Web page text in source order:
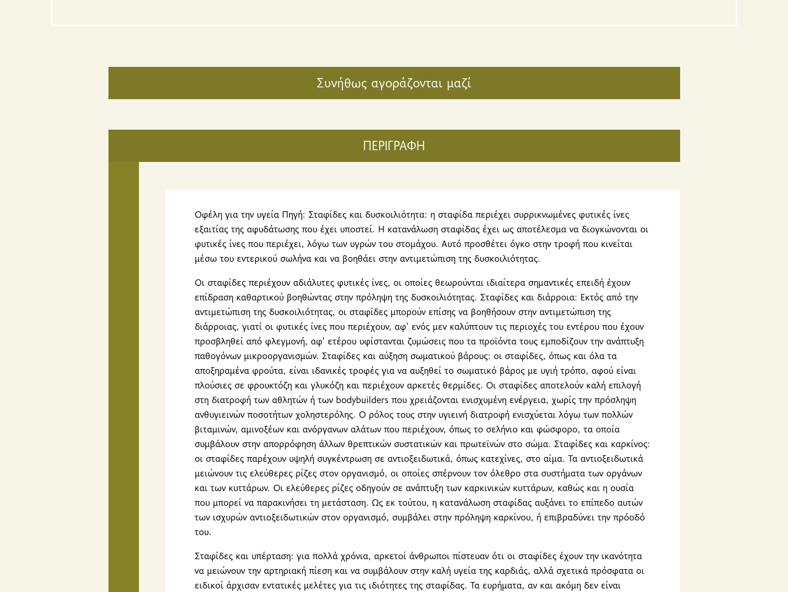
Συνήθως αγοράζονται μαζί
ΠΕΡΙΓΡΑΦΗ
Οφέλη για την υγεία Πηγή: Σταφίδες και δυσκοιλιότητα: η σταφίδα περιέχει συρρικνωμένες φυτικές ίνες
εξαιτίας της αφυδάτωσης που έχει υποστεί. Η κατανάλωση σταφίδας έχει ως αποτέλεσμα να διογκώνονται οι
φυτικές ίνες που περιέχει, λόγω των υγρών του στομάχου. Αυτό προσθέτει όγκο στην τροφή που κινείται
μέσω του εντερικού σωλήνα και να βοηθάει στην αντιμετώπιση της δυσκοιλιότητας.
Οι σταφίδες περιέχουν αδιάλυτες φυτικές ίνες, οι οποίες θεωρούνται ιδιαίτερα σημαντικές επειδή έχουν
επίδραση καθαρτικού βοηθώντας στην πρόληψη της δυσκοιλιότητας. Σταφίδες και διάρροια: Εκτός από την
αντιμετώπιση της δυσκοιλιότητας, οι σταφίδες μπορούν επίσης να βοηθήσουν στην αντιμετώπιση της
διάρροιας, γιατί οι φυτικές ίνες που περιέχουν, αφ’ ενός μεν καλύπτουν τις περιοχές του εντέρου που έχουν
προσβληθεί από φλεγμονή, αφ’ ετέρου υφίστανται ζυμώσεις που τα προϊόντα τους εμποδίζουν την ανάπτυξη
παθογόνων μικροοργανισμών. Σταφίδες και αύξηση σωματικού βάρους: οι σταφίδες, όπως και όλα τα
αποξηραμένα φρούτα, είναι ιδανικές τροφές για να αυξηθεί το σωματικό βάρος με υγιή τρόπο, αφού είναι
πλούσιες σε φρουκτόζη και γλυκόζη και περιέχουν αρκετές θερμίδες. Οι σταφίδες αποτελούν καλή επιλογή
στη διατροφή των αθλητών ή των bodybuilders που χρειάζονται ενισχυμένη ενέργεια, χωρίς την πρόσληψη
ανθυγιεινών ποσοτήτων χοληστερόλης. Ο ρόλος τους στην υγιεινή διατροφή ενισχύεται λόγω των πολλών
βιταμινών, αμινοξέων και ανόργανων αλάτων που περιέχουν, όπως το σελήνιο και φώσφορο, τα οποία
συμβάλουν στην απορρόφηση άλλων θρεπτικών συστατικών και πρωτεϊνών στο σώμα. Σταφίδες και καρκίνος:
οι σταφίδες παρέχουν υψηλή συγκέντρωση σε αντιοξειδωτικά, όπως κατεχίνες, στο αίμα. Τα αντιοξειδωτικά
μειώνουν τις ελεύθερες ρίζες στον οργανισμό, οι οποίες σπέρνουν τον όλεθρο στα συστήματα των οργάνων
και των κυττάρων. Οι ελεύθερες ρίζες οδηγούν σε ανάπτυξη των καρκινικών κυττάρων, καθώς και η ουσία
που μπορεί να παρακινήσει τη μετάσταση. Ως εκ τούτου, η κατανάλωση σταφίδας αυξάνει το επίπεδο αυτών
των ισχυρών αντιοξειδωτικών στον οργανισμό, συμβάλει στην πρόληψη καρκίνου, ή επιβραδύνει την πρόοδό
του.
Σταφίδες και υπέρταση: για πολλά χρόνια, αρκετοί άνθρωποι πίστευαν ότι οι σταφίδες έχουν την ικανότητα
να μειώνουν την αρτηριακή πίεση και να συμβάλουν στην καλή υγεία της καρδιάς, αλλά σχετικά πρόσφατα οι
ειδικοί άρχισαν εντατικές μελέτες για τις ιδιότητες της σταφίδας. Τα ευρήματα, αν και ακόμη δεν είναι